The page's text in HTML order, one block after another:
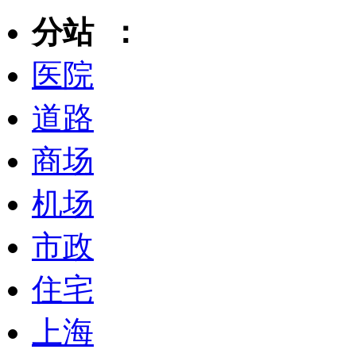
分站 ：
医院
道路
商场
机场
市政
住宅
上海